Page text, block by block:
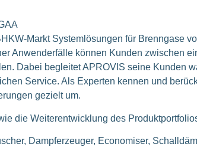
Markt Systemlösungen für Brenngase
Anwenderfälle können Kunden zwischen
Dabei begleitet APROVIS seine Kunden
Service. Als Experten kennen und
gezielt um.
die Weiterentwicklung des
Dampferzeuger, Economiser,